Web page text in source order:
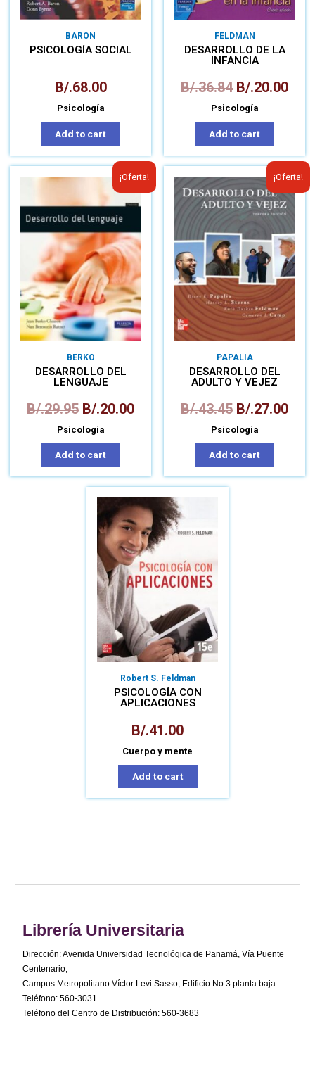
BARON
PSICOLOGÍA SOCIAL
B/.68.00
Psicología
Add to cart
FELDMAN
DESARROLLO DE LA
INFANCIA
B/.36.84 B/.20.00
Psicología
Add to cart
¡Oferta!
BERKO
DESARROLLO DEL
LENGUAJE
B/.29.95 B/.20.00
Psicología
Add to cart
¡Oferta!
PAPALIA
DESARROLLO DEL
ADULTO Y VEJEZ
B/.43.45 B/.27.00
Psicología
Add to cart
Robert S. Feldman
PSICOLOGÍA CON
APLICACIONES
B/.41.00
Cuerpo y mente
Add to cart
Librería Universitaria
Dirección: Avenida Universidad Tecnológica de Panamá, Vía Puente
Centenario,
Campus Metropolitano Víctor Levi Sasso, Edificio No.3 planta baja.
Teléfono: 560-3031
Teléfono del Centro de Distribución: 560-3683